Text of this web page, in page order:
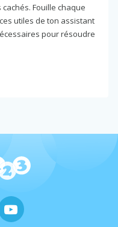
Fouille chaque
utiles de ton assistant
pour résoudre